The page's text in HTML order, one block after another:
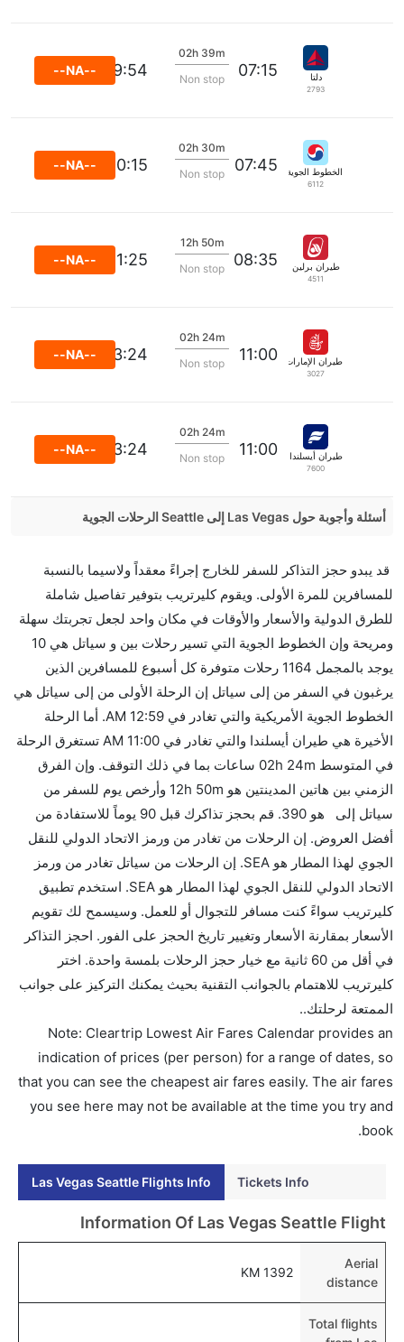
دلتا
2793
07:15
02h 39m
Non stop
09:54
--NA--
الخطوط الجوية الكورية
6112
07:45
02h 30m
Non stop
10:15
--NA--
طيران برلين
4511
08:35
12h 50m
Non stop
21:25
--NA--
طيران الإمارات
3027
11:00
02h 24m
Non stop
13:24
--NA--
طيران أيسلندا
7600
11:00
02h 24m
Non stop
13:24
--NA--
أسئلة وأجوبة حول Las Vegas إلى Seattle الرحلات الجوية
إلىسياتل مما تستغرقه الخطوط الجوية الأخرى؟
نعم. توفر كل من أسرع رحلات الطيران على هذا الطريق،
هل توفر شركات الطيران مساحة إضافية للنوم؟
كثير من خطوط طيران درجة رجال الأعمال توفر مساحة
إضافية للنوم.
هل يمكنني حمل طعامي الخاص؟
نعم، يمكنك حمل طعامك الخاص، و لكن يجب أن يكون معبئا
بشكل جيد.
هل سيقدم لي الكحول على متن رحلة من إلى سياتل؟
لا تقدم شركة الطيران الكحول على متن رحلة داخلية. يتم
تقديم الكحول على متن الرحلات الدولية فقط.
ما متوسط أسعار رحلة الدرجة الاقتصادية من إلى سياتل؟
AED 0. الخطوط الجوية الأمريكية, ساوث ويست, خطوط
ألاسكا الجوية, الملكية الهولندية كي إل إم, الخطوط الجوية
الفرنسية, دلتا, الخطوط الجوية الكورية, طيران برلين,
طيران الإمارات, and طيران أيسلندا يوفرون تذاكر في هذا
النطاق من الأسعار.
هل اختيار إنجاز إجراءات السفر عبر الإنترنت متاح في رحلة
إلى سياتل؟
نعم، يتاح للمسافر خيار إنجاز إجراءات السفر في الرحلة من
هل يمكنني حجز فنادق متوسطة التكلفة بالقرب من مطار
سياتل عبر الإنترنت؟
عبر اختيار فنادق كليرتريب.
هل يتيح سياتل مطار إمكانية تغيير الحفاض للأطفال؟
و الرضع.
قد يبدو حجز التذاكر للسفر للخارج إجراءً معقداً ولاسيما بالنسبة
للمسافرين للمرة الأولى. ويقوم كليرتريب بتوفير تفاصيل شاملة
للطرق الدولية والأسعار والأوقات في مكان واحد لجعل تجربتك سهلة
ومريحة وإن الخطوط الجوية التي تسير رحلات بين و سياتل هي 10
يوجد بالمجمل 1164 رحلات متوفرة كل أسبوع للمسافرين الذين
يرغبون في السفر من إلى سياتل إن الرحلة الأولى من إلى سياتل هي
الخطوط الجوية الأمريكية والتي تغادر في 12:59 AM. أما الرحلة
الأخيرة هي طيران أيسلندا والتي تغادر في 11:00 AM تستغرق الرحلة
في المتوسط 02h 24m ساعات بما في ذلك التوقف. وإن الفرق
الزمني بين هاتين المدينتين هو 12h 50m وأرخص يوم للسفر من
سياتل إلى هو 390. قم بحجز تذاكرك قبل 90 يوماً للاستفادة من
أفضل العروض. إن الرحلات من تغادر من ورمز الاتحاد الدولي للنقل
الجوي لهذا المطار هو SEA. إن الرحلات من سياتل تغادر من ورمز
الاتحاد الدولي للنقل الجوي لهذا المطار هو SEA. استخدم تطبيق
كليرتريب سواءً كنت مسافر للتجوال أو للعمل. وسيسمح لك تقويم
الأسعار بمقارنة الأسعار وتغيير تاريخ الحجز على الفور. احجز التذاكر
في أقل من 60 ثانية مع خيار حجز الرحلات بلمسة واحدة. اختر
كليرتريب للاهتمام بالجوانب التقنية بحيث يمكنك التركيز على جوانب
الممتعة لرحلتك..
Note: Cleartrip Lowest Air Fares Calendar provides an
indication of prices (per person) for a range of dates, so
that you can see the cheapest air fares easily. The air fares
you see here may not be available at the time you try and
book.
Las Vegas Seattle Flights Info Tickets Info
Information Of Las Vegas Seattle Flight
Aerial
distance
1392 KM
Total flights